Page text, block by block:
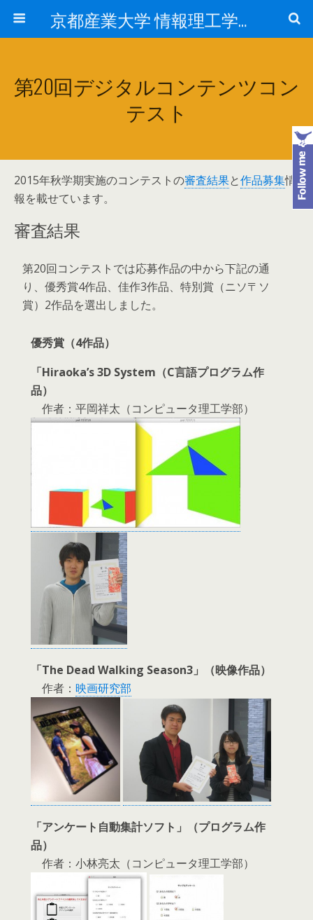
京都産業大学 情報理工学部 ／ 大学院 先端情報学研究科の関連情報
第20回デジタルコンテンツコン
テスト
2015年秋学期実施のコンテストの審査結果と作品募集情
報を載せています。
審査結果
第20回コンテストでは応募作品の中から下記の通
り、優秀賞4作品、佳作3作品、特別賞（ニソ〒ソ
賞）2作品を選出しました。
優秀賞（4作品）
「Hiraoka’s 3D System（C言語プログラム作
品）
作者：平岡祥太（コンピュータ理工学部）
「The Dead Walking Season3」（映像作品）
作者： 映画研究部
「アンケート自動集計ソフト」（プログラム作
品）
作者：小林亮太（コンピュータ理工学部）